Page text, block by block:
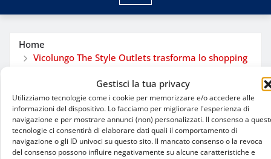
Gestisci la tua privacy
Utilizziamo tecnologie come i cookie per memorizzare e/o accedere alle
informazioni del dispositivo. Lo facciamo per migliorare l'esperienza di
navigazione e per mostrare annunci (non) personalizzati. Il consenso a
tecnologie ci consentirà di elaborare dati quali il comportamento di
navigazione o gli ID univoci su questo sito. Il mancato consenso o la revoca
del consenso possono influire negativamente su alcune caratteristiche e
Home
Vicolungo The Style Outlets trasforma lo shopping